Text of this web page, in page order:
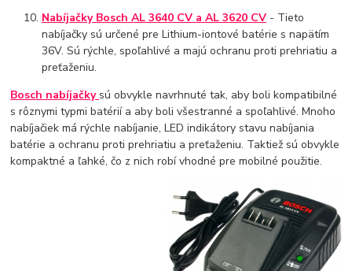
Nabíjačky Bosch AL 3640 CV a AL 3620 CV - Tieto
nabíjačky sú určené pre Lithium-iontové batérie s napätím
36V. Sú rýchle, spoľahlivé a majú ochranu proti prehriatiu a
preťaženiu.
Bosch nabíjačky sú obvykle navrhnuté tak, aby boli kompatibilné
s rôznymi typmi batérií a aby boli všestranné a spoľahlivé. Mnoho
nabíjačiek má rýchle nabíjanie, LED indikátory stavu nabíjania
batérie a ochranu proti prehriatiu a preťaženiu. Taktiež sú obvykle
kompaktné a ľahké, čo z nich robí vhodné pre mobilné použitie.